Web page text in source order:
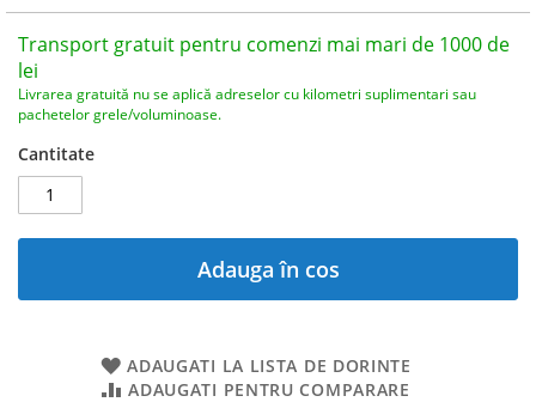
Transport gratuit pentru comenzi mai mari de 1000 de
lei
Livrarea gratuită nu se aplică adreselor cu kilometri suplimentari sau
pachetelor grele/voluminoase.
Cantitate
Adauga în cos
ADAUGATI LA LISTA DE DORINTE
ADAUGATI PENTRU COMPARARE